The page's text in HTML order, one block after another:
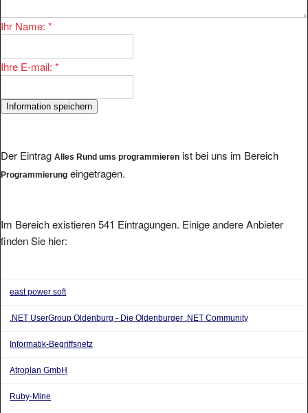
Ihr Name: *
Ihre E-mail: *
Der Eintrag Alles Rund ums programmieren ist bei uns im Bereich
Programmierung eingetragen.
Im Bereich existieren 541 Eintragungen. Einige andere Anbieter
finden Sie hier:
east power soft
.NET UserGroup Oldenburg - Die Oldenburger .NET Community
Informatik-Begriffsnetz
Atroplan GmbH
Ruby-Mine